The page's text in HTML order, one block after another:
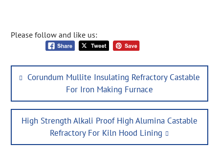
Please follow and like us:
Post
navigation
Previous
Corundum Mullite Insulating Refractory Castable
For Iron Making Furnace
Next
High Strength Alkali Proof High Alumina Castable
Refractory For Kiln Hood Lining